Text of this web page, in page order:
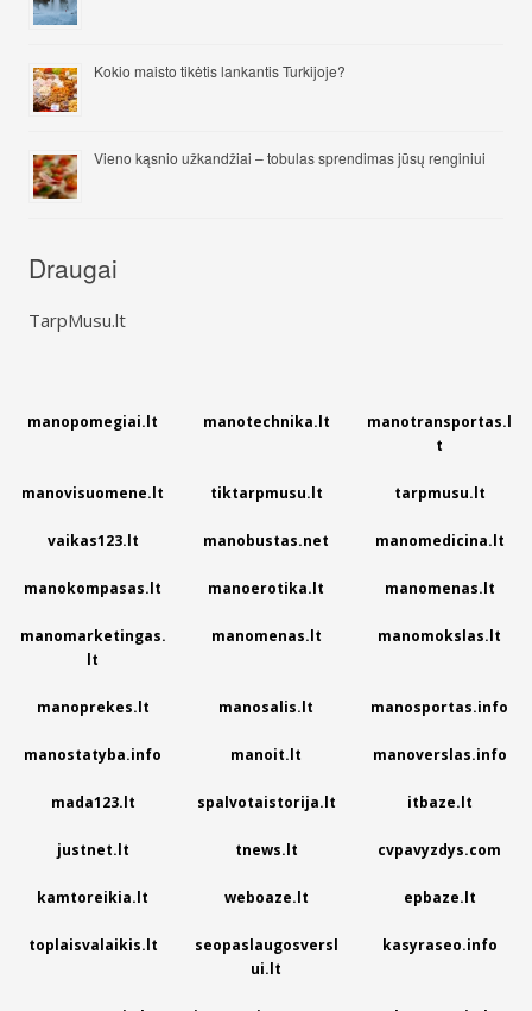
Kokio maisto tikėtis lankantis Turkijoje?
Vieno kąsnio užkandžiai – tobulas sprendimas jūsų renginiui
Draugai
TarpMusu.lt
manopomegiai.lt manotechnika.lt
manotransportas.l
t
manovisuomene.lt tiktarpmusu.lt tarpmusu.lt
vaikas123.lt manobustas.net manomedicina.lt
manokompasas.lt manoerotika.lt manomenas.lt
manomarketingas.
lt
manomenas.lt manomokslas.lt
manoprekes.lt manosalis.lt manosportas.info
manostatyba.info manoit.lt manoverslas.info
mada123.lt spalvotaistorija.lt itbaze.lt
justnet.lt tnews.lt cvpavyzdys.com
kamtoreikia.lt weboaze.lt epbaze.lt
toplaisvalaikis.lt
seopaslaugosversl
ui.lt
kasyraseo.info